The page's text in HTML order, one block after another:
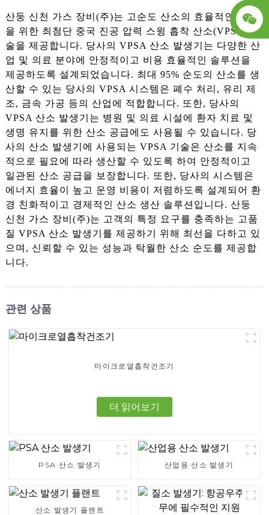
산둥 신천 가스 장비(주)는 고순도 산소의 효율적인 생산
을 위한 최첨단 중국 진공 압력 스윙 흡착 산소(VPSA) 기
술을 제공합니다. 당사의 VPSA 산소 발생기는 다양한 산
업 및 의료 분야에 안정적이고 비용 효율적인 솔루션을
제공하도록 설계되었습니다. 최대 95% 순도의 산소를 생
산할 수 있는 당사의 VPSA 시스템은 폐수 처리, 유리 제
조, 금속 가공 등의 산업에 적합합니다. 또한, 당사의
VPSA 산소 발생기는 병원 및 의료 시설에 환자 치료 및
생명 유지를 위한 산소 공급에도 사용될 수 있습니다. 당
사의 산소 발생기에 사용되는 VPSA 기술은 산소를 지속
적으로 필요에 따라 생산할 수 있도록 하여 안정적이고
일관된 산소 공급을 보장합니다. 또한, 당사의 시스템은
에너지 효율이 높고 운영 비용이 저렴하도록 설계되어 환
경 친화적이고 경제적인 산소 생산 솔루션입니다. 산둥
신천 가스 장비(주)는 고객의 특정 요구를 충족하는 고품
질 VPSA 산소 발생기를 제공하기 위해 최선을 다하고 있
으며, 신뢰할 수 있는 성능과 탁월한 산소 순도를 제공합
니다.
관련 상품
마이크로열흡착건조기
더 읽어보기
PSA 산소 발생기 산업용 산소 발생기
산소 발생기 플랜트